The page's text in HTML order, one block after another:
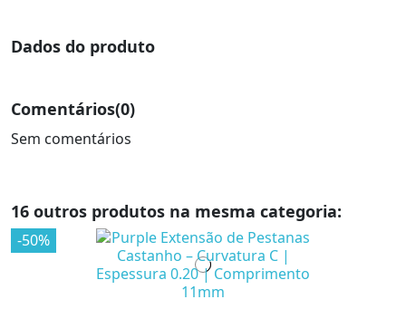
Dados do produto
Comentários(0)
Sem comentários
16 outros produtos na mesma categoria:
-50%